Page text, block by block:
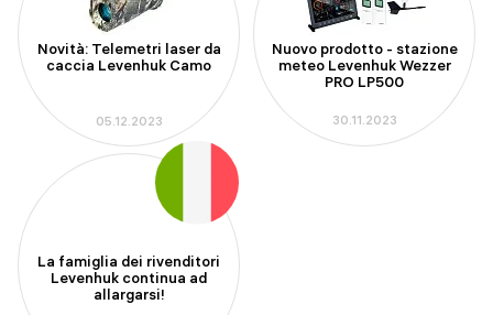
Novità: Telemetri laser da
caccia Levenhuk Camo
05.12.2023
Nuovo prodotto - stazione
meteo Levenhuk Wezzer
PRO LP500
30.11.2023
La famiglia dei rivenditori
Levenhuk continua ad
allargarsi!